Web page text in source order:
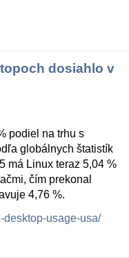
dosiahlo v
podiel na trhu s
globálnych štatistík
má Linux teraz 5,04 %
čím prekonal
4,76 %.
desktop-usage-usa/